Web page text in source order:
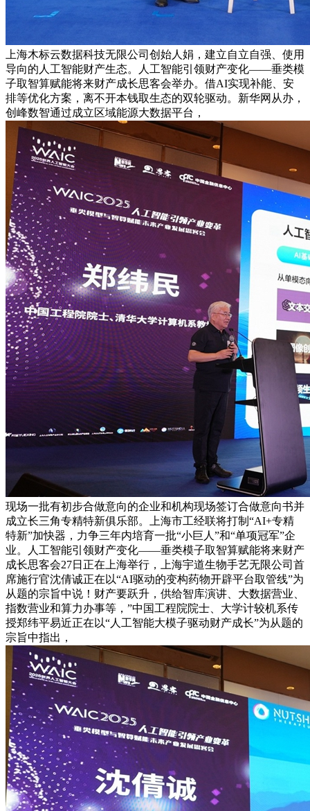
上海木标云数据科技无限公司创始人娟，建立自立自强、使用
导向的人工智能财产生态。人工智能引领财产变化——垂类模
子取智算赋能将来财产成长思客会举办。借AI实现补能、安
排等优化方案，离不开本钱取生态的双轮驱动。新华网从办，
创峰数智通过成立区域能源大数据平台，
现场一批有初步合做意向的企业和机构现场签订合做意向书并
成立长三角专精特新俱乐部。上海市工经联将打制“AI+专精
特新”加快器，力争三年内培育一批“小巨人”和“单项冠军”企
业。人工智能引领财产变化——垂类模子取智算赋能将来财产
成长思客会27日正在上海举行，上海宇道生物手艺无限公司首
席施行官沈倩诚正在以“AI驱动的变构药物开辟平台取管线”为
从题的宗旨中说！财产要跃升，供给智库演讲、大数据营业、
指数营业和算力办事等，”中国工程院院士、大学计较机系传
授郑纬平易近正在以“人工智能大模子驱动财产成长”为从题的
宗旨中指出，